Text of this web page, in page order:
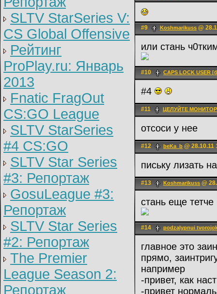
SLTV StarSeries V:
CS Global Offensive
Рейтинг
ProPlay.ru: Январь
2013
Fnatic FragOut
CS:GO League
SLTV StarSeries
#4 CS:GO
SLTV Star Series
#3: Репортаж
GosuLeague #3:
Репортаж
SLTV Star Series
#2: Репортаж
The Premier
League Season 2:
Репортаж
#9 Koshmarikuss @
или стань
#10 CAPS LOCK USER
#4
#11 ЦЕЛУЙТЕ
отсоси у нее
#12 beKa_b @ 28.10.11
письку лизать
#13 Koshmarikuss @
стань еще тетче
#14 podzalypnui
главное это
прямо,
например
-привет, как
-привет